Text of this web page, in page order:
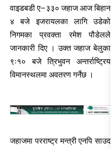
वाइडबडी ए–३३० जहाज आज बिहान
४ बजे इजरायलका लागि उडेको
निगमका प्रवक्ता रमेश पौडेलले
जानकारी दिए । उक्त जहाज बेलुका
९ः१० बजे त्रिभुवन अन्तर्राष्ट्रिय
विमानस्थलमा अवतरण गर्नेछ ।
जहाजमा परराष्ट्र मन्त्री एनपि साउद